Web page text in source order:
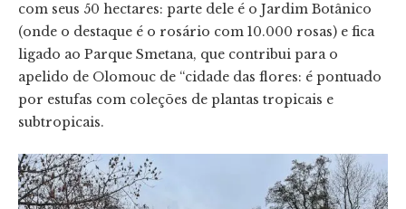
com seus 50 hectares: parte dele é o Jardim Botânico
(onde o destaque é o rosário com 10.000 rosas) e fica
ligado ao Parque Smetana, que contribui para o
apelido de Olomouc de “cidade das flores: é pontuado
por estufas com coleções de plantas tropicais e
subtropicais.